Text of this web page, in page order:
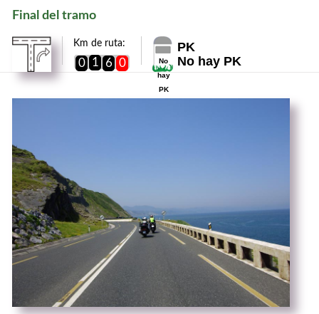
Final del tramo
Km de ruta:
0 1 6 0
No
hay
PK
PK
No hay PK